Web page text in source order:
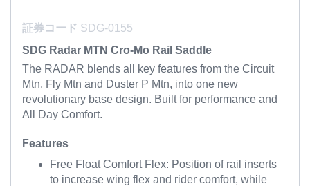
証券コード SDG-0155
SDG Radar MTN Cro-Mo Rail Saddle
The RADAR blends all key features from the Circuit
Mtn, Fly Mtn and Duster P Mtn, into one new
revolutionary base design. Built for performance and
All Day Comfort.
Features
Free Float Comfort Flex: Position of rail inserts
to increase wing flex and rider comfort, while